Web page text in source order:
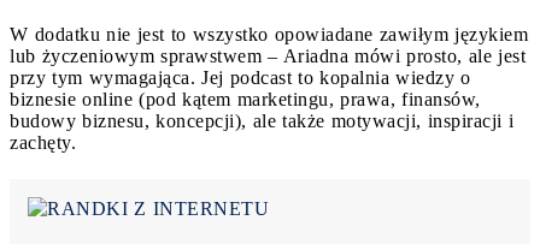
W dodatku nie jest to wszystko opowiadane zawiłym językiem
lub życzeniowym sprawstwem – Ariadna mówi prosto, ale jest
przy tym wymagająca. Jej podcast to kopalnia wiedzy o
biznesie online (pod kątem marketingu, prawa, finansów,
budowy biznesu, koncepcji), ale także motywacji, inspiracji i
zachęty.